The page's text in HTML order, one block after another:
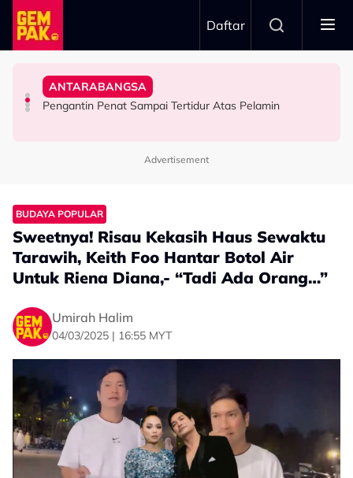
Skip to main content
Daftar
Bawa Anak Ke Klinik, Syasya Rizal Terkejut Dikenali
Doktor
ANTARABANGSA
Pengantin Penat Sampai Tertidur Atas Pelamin
Stacy Kongsi Pernah Berdepan Detik Cemas Digigit
Anjing - “5 Kali Juga Saya…”
“Cik Man, Kurangkanlah Merokok” – Azhan Rani Tak
Sangka Itu Antara Pertemuan Terakhir Bersama
Advertisement
BUDAYA POPULAR
Sweetnya! Risau Kekasih Haus Sewaktu
Tarawih, Keith Foo Hantar Botol Air
Untuk Riena Diana,- “Tadi Ada Orang…”
Umirah Halim
04/03/2025 | 16:55 MYT